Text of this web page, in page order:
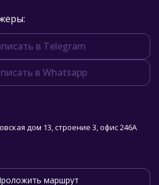
в Telegram
в Whatsapp
дом 13, строение 3, офис 246А
маршрут